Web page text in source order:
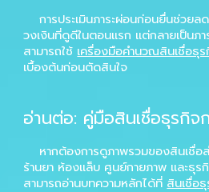
การประเมินภาระผ่อนก่อนยื่นช่วยล
วงเงินที่ดูดีในตอนแรก แต่กลายเป็นภา
สามารถใช้ เครื่องมือคำนวณสินเชื่อธุ
เบื้องต้นก่อนตัดสินใจ
อ่านต่อ: คู่มือสินเชื่อธุรกิ
หากต้องการดูภาพรวมของสินเชื่
ร้านยา ห้องแล็บ ศูนย์กายภาพ และธุร
สามารถอ่านบทความหลักได้ที่ สินเชื่อ